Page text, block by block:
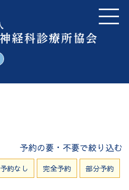
予約の要・不要で絞り込む
予約なし 完全予約 部分予約